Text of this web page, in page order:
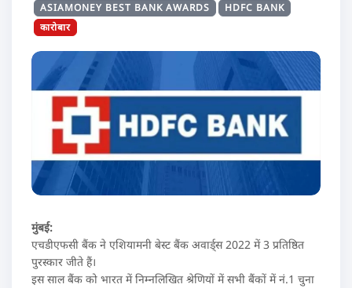
ASIAMONEY BEST BANK AWARDS
HDFC BANK
कारोबार
मुंबई:
एचडीएफसी बैंक ने एशियामनी बेस्ट बैंक अवार्ड्स 2022 में 3 प्रतिष्ठित
पुरस्कार जीते हैं।
इस साल बैंक को भारत में निम्नलिखित श्रेणियों में सभी बैंकों में नं.1 चुना